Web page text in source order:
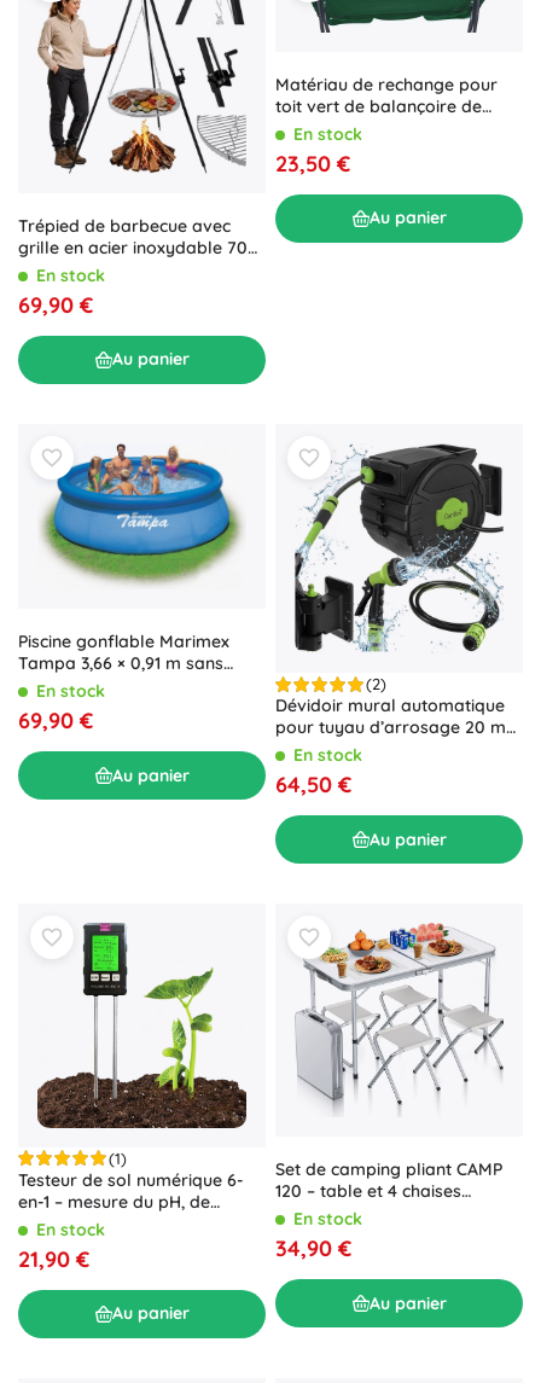
Trépied de barbecue avec
grille en acier inoxydable 70
cm Kaminer
En stock
69,90 €
Au panier
Matériau de rechange pour
toit vert de balançoire de
jardin
En stock
23,50 €
Au panier
Piscine gonflable Marimex
Tampa 3,66 × 0,91 m sans
accessoires
En stock
69,90 €
Au panier
(2)
Dévidoir mural automatique
pour tuyau d’arrosage 20 m
GARDLOV
En stock
64,50 €
Au panier
(1)
Testeur de sol numérique 6-
en-1 – mesure du pH, de
l’humidité, de la température,
de l’humidité de l’air
En stock
21,90 €
Au panier
Set de camping pliant CAMP
120 – table et 4 chaises
blanches
En stock
34,90 €
Au panier